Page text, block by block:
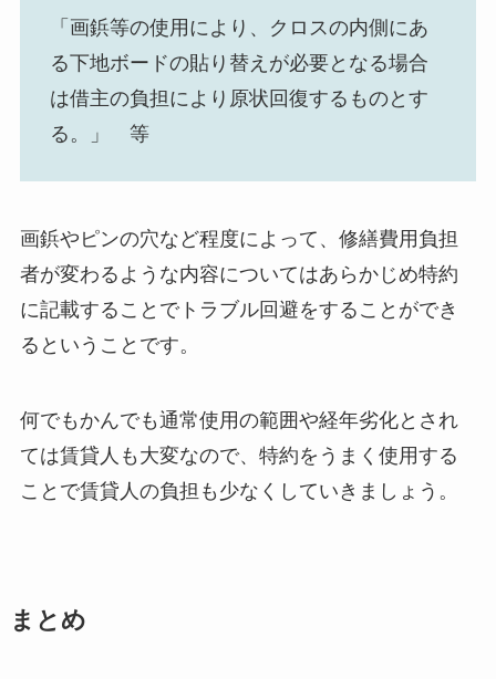
「画鋲等の使用により、クロスの内側にあ
る下地ボードの貼り替えが必要となる場合
は借主の負担により原状回復するものとす
る。」 等
画鋲やピンの穴など程度によって、修繕費用負担
者が変わるような内容についてはあらかじめ特約
に記載することでトラブル回避をすることができ
るということです。
何でもかんでも通常使用の範囲や経年劣化とされ
ては賃貸人も大変なので、特約をうまく使用する
ことで賃貸人の負担も少なくしていきましょう。
まとめ